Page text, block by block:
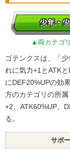
▲両カテゴ
ゴテンクスは、「
れに気力+1とATK
にDEF20%UPの効
方のカテゴリの所
+2、ATK60%UP、
る。
サポ